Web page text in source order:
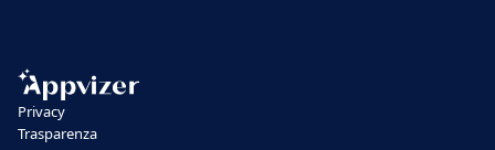
Privacy
Trasparenza